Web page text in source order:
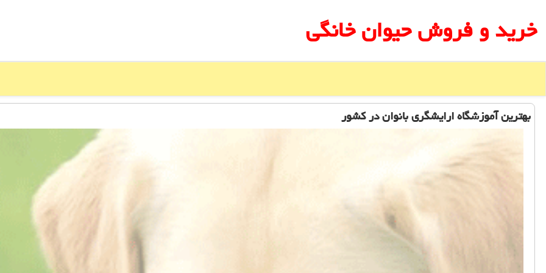
خرید و فروش حیوان خانگی
بهترین آموزشگاه ارایشگری بانوان در كشور